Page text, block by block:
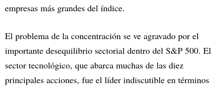
empresas más grandes del índice.
El problema de la concentración se ve agravado por el
importante desequilibrio sectorial dentro del S&P 500. El
sector tecnológico, que abarca muchas de las diez
principales acciones, fue el líder indiscutible en términos